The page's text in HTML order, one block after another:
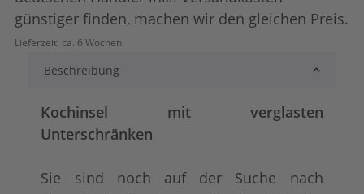
lackiert shabby chic
günstiger finden, machen wir den gleichen Preis.
Lieferzeit: ca. 6 Wochen
Beschreibung
Kochinsel mit verglasten
Unterschränken
Sie sind noch auf der Suche nach